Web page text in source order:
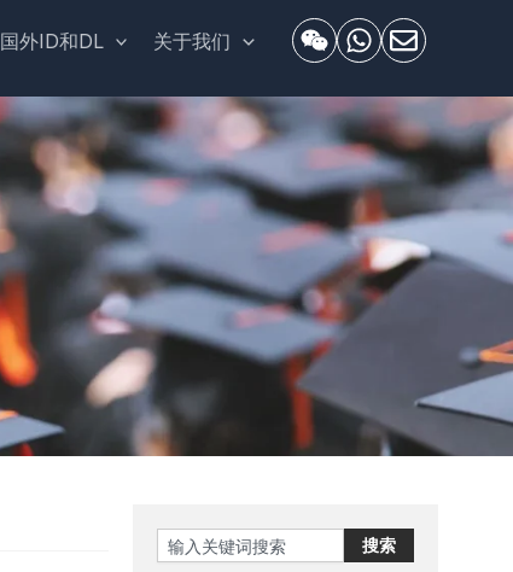
国外ID和DL 关于我们
Search 搜索